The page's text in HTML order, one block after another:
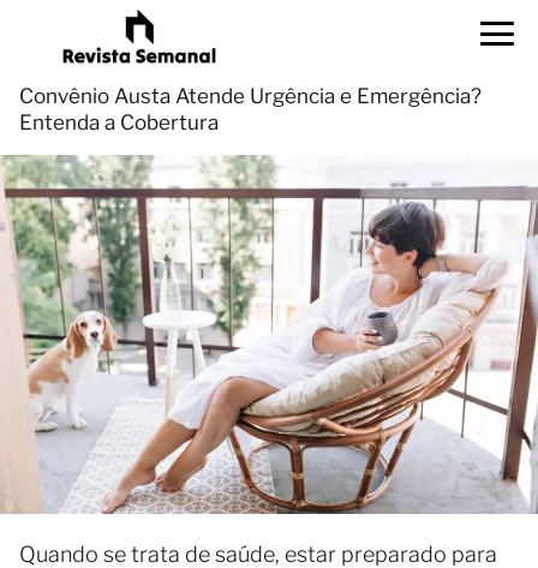
Convênio Austa Atende Urgência e Emergência?
Entenda a Cobertura
Quando se trata de saúde, estar preparado para